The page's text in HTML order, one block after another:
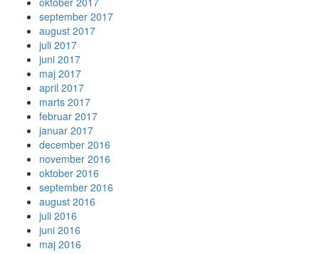
september 2017
august 2017
juli 2017
juni 2017
maj 2017
april 2017
marts 2017
februar 2017
januar 2017
december 2016
november 2016
oktober 2016
september 2016
august 2016
juli 2016
juni 2016
maj 2016